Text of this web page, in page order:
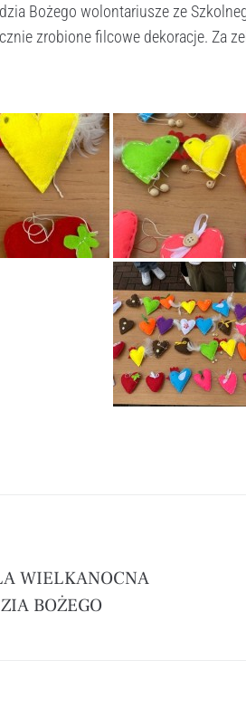
Bożego wolontariusze ze
zrobione filcowe dekoracje. Za
WIELKANOCNA
BOŻEGO